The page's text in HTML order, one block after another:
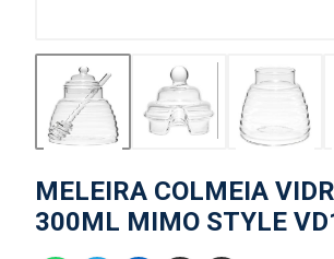
MELEIRA COLMEIA
300ML MIMO STYLE